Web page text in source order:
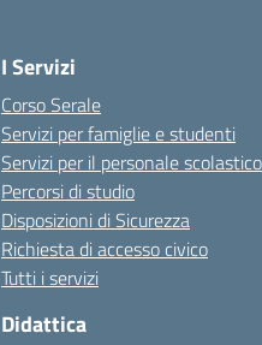
I Servizi
Corso Serale
Servizi per famiglie e studenti
Servizi per il personale scolastico
Percorsi di studio
Disposizioni di Sicurezza
Richiesta di accesso civico
Tutti i servizi
Didattica